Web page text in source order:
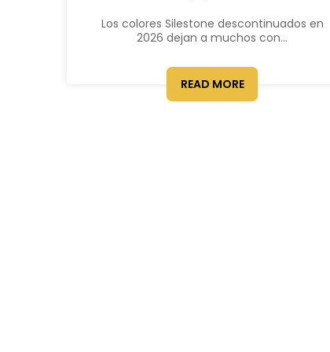
Los colores Silestone descontinuados en
2026 dejan a muchos con...
READ MORE